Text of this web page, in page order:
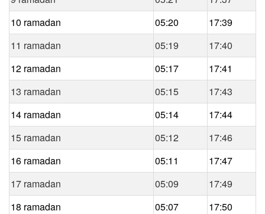
10 ramadan
05:20
17:39
11 ramadan
05:19
17:40
12 ramadan
05:17
17:41
13 ramadan
05:15
17:43
14 ramadan
05:14
17:44
15 ramadan
05:12
17:46
16 ramadan
05:11
17:47
17 ramadan
05:09
17:49
18 ramadan
05:07
17:50